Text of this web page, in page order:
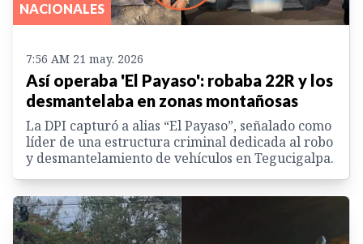
NACIONALES
7:56 AM 21 may. 2026
Así operaba 'El Payaso': robaba 22R y los
desmantelaba en zonas montañosas
La DPI capturó a alias “El Payaso”, señalado como
líder de una estructura criminal dedicada al robo
y desmantelamiento de vehículos en Tegucigalpa.